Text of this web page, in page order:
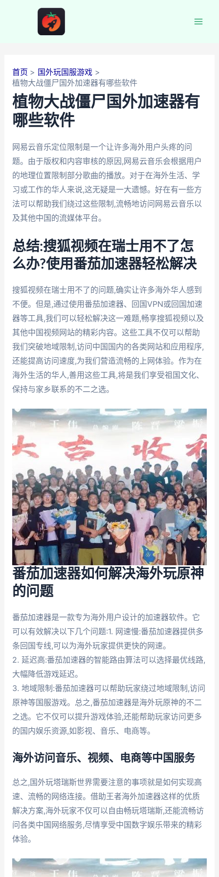
首页
国外玩国服游戏
植物大战僵尸国外加速器有哪些软件
植物大战僵尸国外加速器有
哪些软件
网易云音乐定位限制是一个让许多海外用户头疼的问
题。由于版权和内容审核的原因,网易云音乐会根据用户
的地理位置限制部分歌曲的播放。对于在海外生活、学
习或工作的华人来说,这无疑是一大遗憾。好在有一些方
法可以帮助我们绕过这些限制,流畅地访问网易云音乐以
及其他中国的流媒体平台。
总结:搜狐视频在瑞士用不了怎
么办?使用番茄加速器轻松解决
搜狐视频在瑞士用不了的问题,确实让许多海外华人感到
不便。但是,通过使用番茄加速器、回国VPN或回国加速
器等工具,我们可以轻松解决这一难题,畅享搜狐视频以及
其他中国视频网站的精彩内容。这些工具不仅可以帮助
我们突破地域限制,访问中国国内的各类网站和应用程序,
还能提高访问速度,为我们营造流畅的上网体验。作为在
海外生活的华人,善用这些工具,将是我们享受祖国文化、
保持与家乡联系的不二之选。
番茄加速器如何解决海外玩原神
的问题
番茄加速器是一款专为海外用户设计的加速器软件。它
可以有效解决以下几个问题:1. 网速慢:番茄加速器提供多
条回国专线,可以为海外玩家提供更快的网速。
2. 延迟高:番茄加速器的智能路由算法可以选择最优线路,
大幅降低游戏延迟。
3. 地域限制:番茄加速器可以帮助玩家绕过地域限制,访问
原神等国服游戏。总之,番茄加速器是海外玩原神的不二
之选。它不仅可以提升游戏体验,还能帮助玩家访问更多
的国内娱乐资源,如影视、音乐、电商等。
海外访问音乐、视频、电商等中国服务
总之,国外玩塔瑞斯世界需要注意的事项就是如何实现高
速、流畅的网络连接。借助王者海外加速器这样的优质
解决方案,海外玩家不仅可以自由畅玩塔瑞斯,还能流畅访
问各类中国网络服务,尽情享受中国数字娱乐带来的精彩
体验。